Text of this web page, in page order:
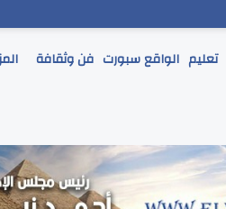
تعليم الواقع سبورت فن وثقافة